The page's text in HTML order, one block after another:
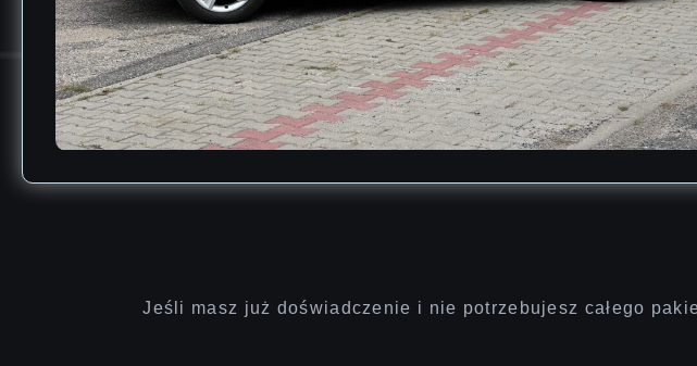
Jeśli masz już doświadczenie i nie potrzebujesz całego